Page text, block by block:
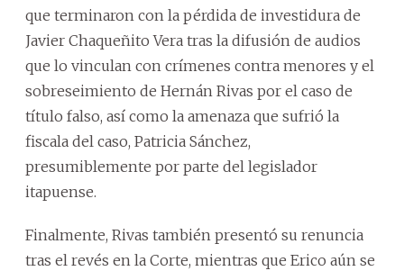
que terminaron con la pérdida de investidura de
Javier Chaqueñito Vera tras la difusión de audios
que lo vinculan con crímenes contra menores y el
sobreseimiento de Hernán Rivas por el caso de
título falso, así como la amenaza que sufrió la
fiscala del caso, Patricia Sánchez,
presumiblemente por parte del legislador
itapuense.
Finalmente, Rivas también presentó su renuncia
tras el revés en la Corte, mientras que Erico aún se